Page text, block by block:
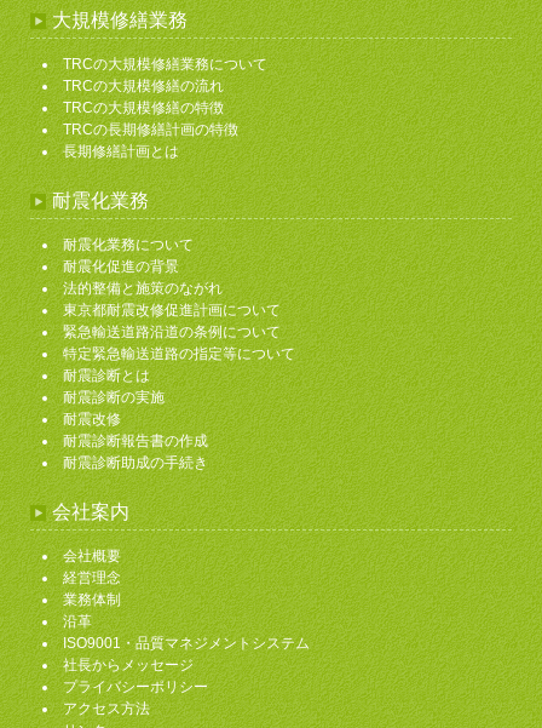
大規模修繕業務
TRCの大規模修繕業務について
TRCの大規模修繕の流れ
TRCの大規模修繕の特徴
TRCの長期修繕計画の特徴
長期修繕計画とは
耐震化業務
耐震化業務について
耐震化促進の背景
法的整備と施策のながれ
東京都耐震改修促進計画について
緊急輸送道路沿道の条例について
特定緊急輸送道路の指定等について
耐震診断とは
耐震診断の実施
耐震改修
耐震診断報告書の作成
耐震診断助成の手続き
会社案内
会社概要
経営理念
業務体制
沿革
ISO9001・品質マネジメントシステム
社長からメッセージ
プライバシーポリシー
アクセス方法